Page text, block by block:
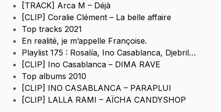
[TRACK] Arca M – Déjà
[CLIP] Coralie Clément – La belle affaire
Top tracks 2021
En realité, je m’appelle Françoise.
Playlist 175 : Rosalía, Ino Casablanca, Djebril…
[CLIP] Ino Casablanca – DIMA RAVE
Top albums 2010
[CLIP] INO CASABLANCA – PARAPLUI
[CLIP] LALLA RAMI – AÏCHA CANDYSHOP